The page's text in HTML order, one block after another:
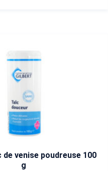
de venise poudreuse 100
g